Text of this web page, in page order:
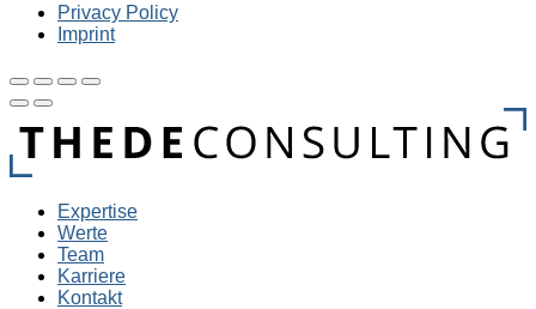
Privacy Policy
Imprint
Expertise
Werte
Team
Karriere
Kontakt